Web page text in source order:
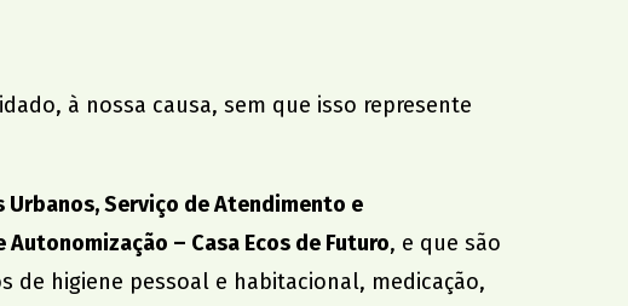
à nossa causa, sem que isso represente
Urbanos, Serviço de Atendimento e
– Casa Ecos de Futuro, e que são
de higiene pessoal e habitacional, medicação,